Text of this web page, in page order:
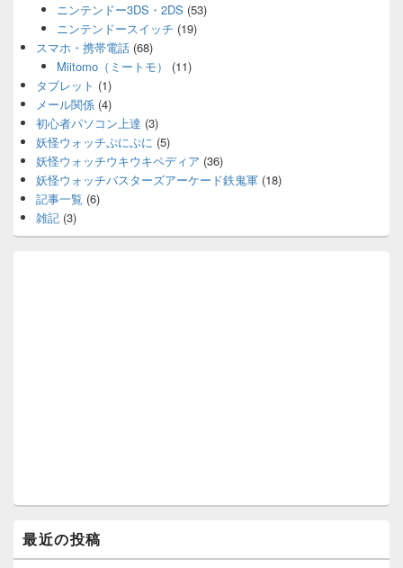
ニンテンドー3DS・2DS (53)
ニンテンドースイッチ (19)
スマホ・携帯電話 (68)
Miitomo（ミートモ）
(11)
タブレット (1)
メール関係 (4)
初心者パソコン上達 (3)
妖怪ウォッチぷにぷに (5)
妖怪ウォッチウキウキペディア (36)
妖怪ウォッチバスターズアーケード鉄鬼軍 (18)
記事一覧 (6)
雑記 (3)
最近の投稿